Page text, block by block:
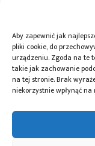
Aby zapewnić jak
pliki cookie, do
urządzeniu. Zgoda na te
takie jak zachowanie
na tej stronie. Brak
niekorzystnie wpłynąć
Przeczytaj